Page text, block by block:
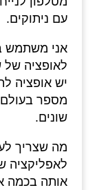
עם ניתוקים.
לאופציה של
מספר בעולם.
שונים.
מה שצריך
לאפליקציה
אותה בכמה